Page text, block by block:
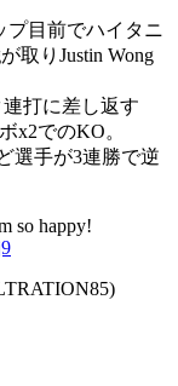
プ目前でハイタニ
取りJustin Wong
連打に差し返す
x2でのKO。
選手が3連勝で逆
so happy!